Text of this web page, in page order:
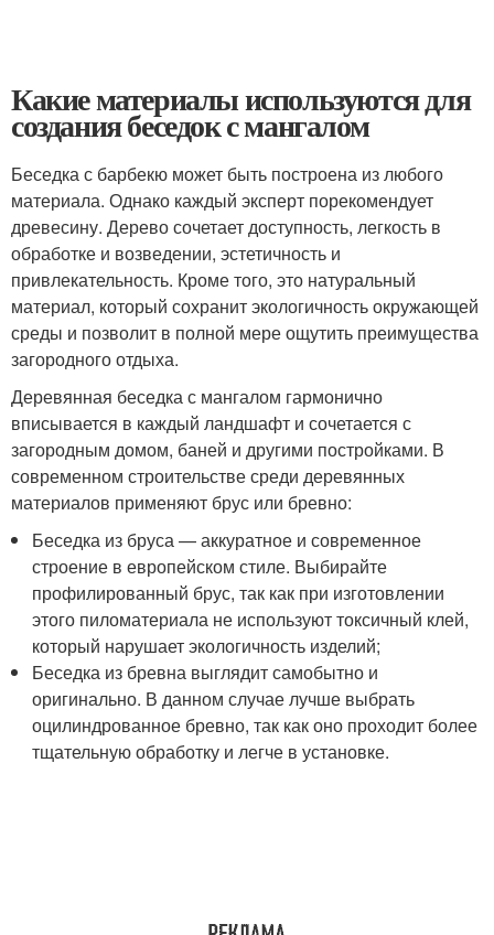
Какие материалы используются для
создания беседок с мангалом
Беседка с барбекю может быть построена из любого
материала. Однако каждый эксперт порекомендует
древесину. Дерево сочетает доступность, легкость в
обработке и возведении, эстетичность и
привлекательность. Кроме того, это натуральный
материал, который сохранит экологичность окружающей
среды и позволит в полной мере ощутить преимущества
загородного отдыха.
Деревянная беседка с мангалом гармонично
вписывается в каждый ландшафт и сочетается с
загородным домом, баней и другими постройками. В
современном строительстве среди деревянных
материалов применяют брус или бревно:
Беседка из бруса — аккуратное и современное
строение в европейском стиле. Выбирайте
профилированный брус, так как при изготовлении
этого пиломатериала не используют токсичный клей,
который нарушает экологичность изделий;
Беседка из бревна выглядит самобытно и
оригинально. В данном случае лучше выбрать
оцилиндрованное бревно, так как оно проходит более
тщательную обработку и легче в установке.